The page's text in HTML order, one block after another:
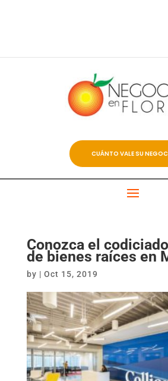
CUÁNTO VALE SU
Conozca el
de bienes raíces en
by | Oct 15, 2019